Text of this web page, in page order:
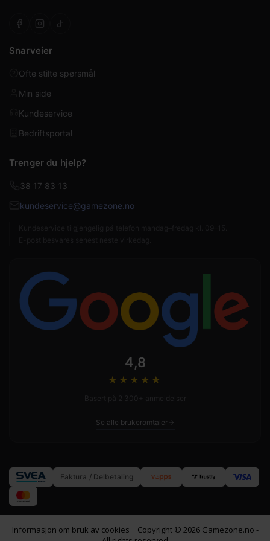
Snarveier
Ofte stilte spørsmål
Min side
Kundeservice
Bedriftsportal
Trenger du hjelp?
38 17 83 13
kundeservice@gamezone.no
4,8
★★★★ ★
Se alle brukeromtaler
Faktura / Delbetaling
Informasjon om bruk av cookies
Copyright © 2026 Gamezone.no -